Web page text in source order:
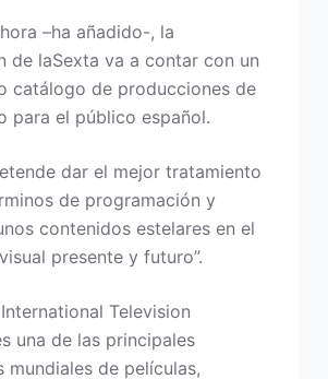
–ha añadido-, la
de laSexta va a contar con un
catálogo de producciones de
para el público español.
dar el mejor tratamiento
de programación y
contenidos estelares en el
presente y futuro”.
Television
una de las principales
mundiales de películas,